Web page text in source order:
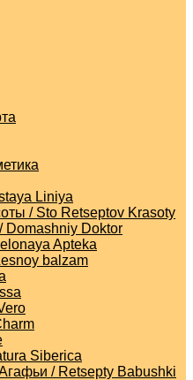
Liniya
/ Sto Retseptov Krasoty
Doktor
Apteka
balzam
Siberica
/ Retsepty Babushki